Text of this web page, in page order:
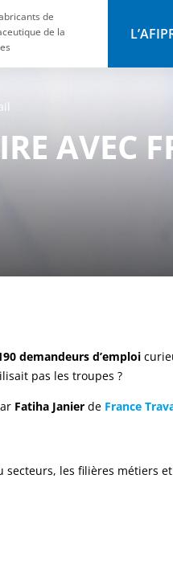
de
de la
AVEC
demandeurs d’emploi
pas les troupes ?
Fatiha Janier de France
secteurs, les filières métiers